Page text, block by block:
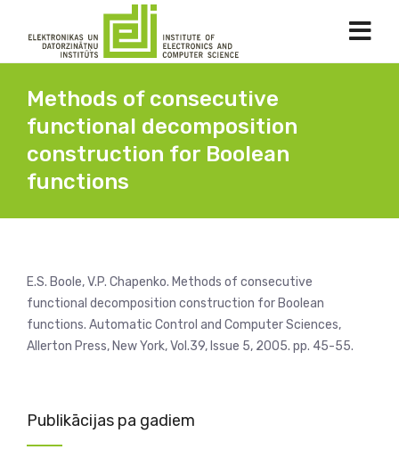
Methods of consecutive
functional decomposition
construction for Boolean
functions
E.S. Boole, V.P. Chapenko. Methods of consecutive
functional decomposition construction for Boolean
functions. Automatic Control and Computer Sciences,
Allerton Press, New York, Vol.39, Issue 5, 2005. pp. 45-55.
Publikācijas pa gadiem